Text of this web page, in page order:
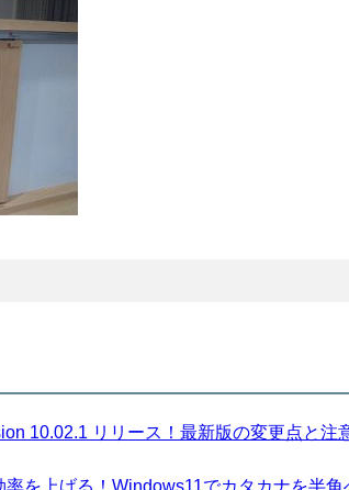
10.02.1 リリース！最新版の変更点と注
率を上げる！Windows11でカタカナを半